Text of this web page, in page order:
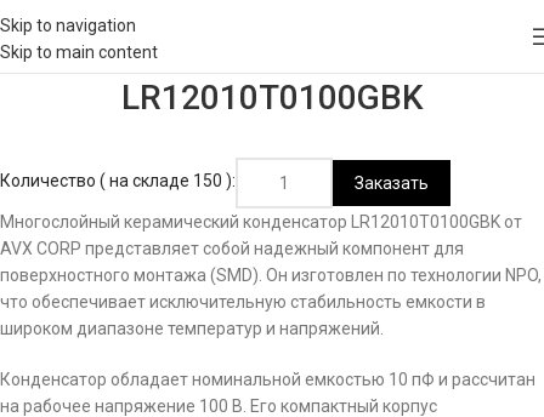
Skip to navigation
Skip to main content
LR12010T0100GBK
Количество ( на складе 150 ):
Заказать
Многослойный керамический конденсатор LR12010T0100GBK от
AVX CORP представляет собой надежный компонент для
поверхностного монтажа (SMD). Он изготовлен по технологии NPO,
что обеспечивает исключительную стабильность емкости в
широком диапазоне температур и напряжений.
Конденсатор обладает номинальной емкостью 10 пФ и рассчитан
на рабочее напряжение 100 В. Его компактный корпус